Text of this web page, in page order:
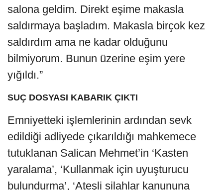
salona geldim. Direkt eşime makasla
saldırmaya başladım. Makasla birçok kez
saldırdım ama ne kadar olduğunu
bilmiyorum. Bunun üzerine eşim yere
yığıldı.”
SUÇ DOSYASI KABARIK ÇIKTI
Emniyetteki işlemlerinin ardından sevk
edildiği adliyede çıkarıldığı mahkemece
tutuklanan Salican Mehmet’in ‘Kasten
yaralama’, ‘Kullanmak için uyuşturucu
bulundurma’, ‘Ateşli silahlar kanununa